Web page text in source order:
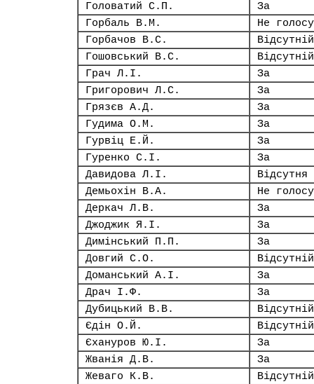
Головатий С.П.
За
Горбаль В.М.
Не
Горбачов В.С.
Відсутній
Гошовський В.С.
Відсутній
Грач Л.І.
За
Григорович Л.С.
За
Грязєв А.Д.
За
Гудима О.М.
За
Гурвіц Е.Й.
За
Гуренко С.І.
За
Давидова Л.І.
Відсутня
Демьохін В.А.
Не
Деркач Л.В.
За
Джоджик Я.І.
За
Димінський П.П.
За
Довгий С.О.
Відсутній
Доманський А.І.
За
Драч І.Ф.
За
Дубицький В.В.
Відсутній
Єдін О.Й.
Відсутній
Єхануров Ю.І.
За
Жванія Д.В.
За
Жеваго К.В.
Відсутній